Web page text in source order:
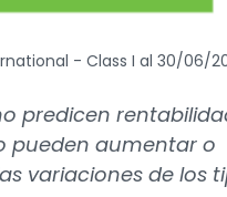
- Class I al 30/06/
predicen
pueden aumentar o
variaciones de los